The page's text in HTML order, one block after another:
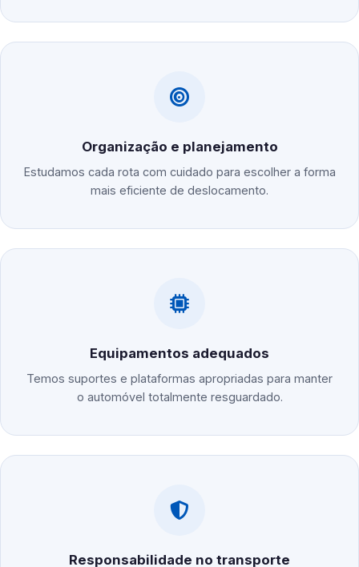
Organização e planejamento
Estudamos cada rota com cuidado para escolher a forma
mais eficiente de deslocamento.
Equipamentos adequados
Temos suportes e plataformas apropriadas para manter
o automóvel totalmente resguardado.
Responsabilidade no transporte